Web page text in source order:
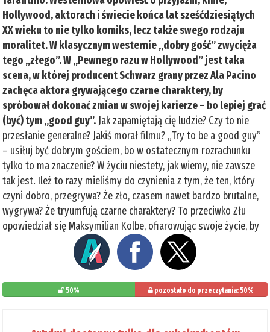
Hollywood, aktorach i świecie końca lat sześćdziesiątych
XX wieku to nie tylko komiks, lecz także swego rodzaju
moralitet. W klasycznym westernie „dobry gość” zwycięża
tego „złego”. W „Pewnego razu w Hollywood” jest taka
scena, w której producent Schwarz grany przez Ala Pacino
zachęca aktora grywającego czarne charaktery, by
spróbował dokonać zmian w swojej karierze – bo lepiej grać
(być) tym „good guy”. Jak zapamiętają cię ludzie? Czy to nie
przesłanie generalne? Jakiś morał filmu? „Try to be a good guy”
– usiłuj być dobrym gościem, bo w ostatecznym rozrachunku
tylko to ma znaczenie? W życiu niestety, jak wiemy, nie zawsze
tak jest. Ileż to razy mieliśmy do czynienia z tym, że ten, który
czyni dobro, przegrywa? Że zło, czasem nawet bardzo brutalne,
wygrywa? Że tryumfują czarne charaktery? To przeciwko Złu
opowiedział się Maksymilian Kolbe, ofiarowując swoje życie, by
50% pozostało do przeczytania: 50%